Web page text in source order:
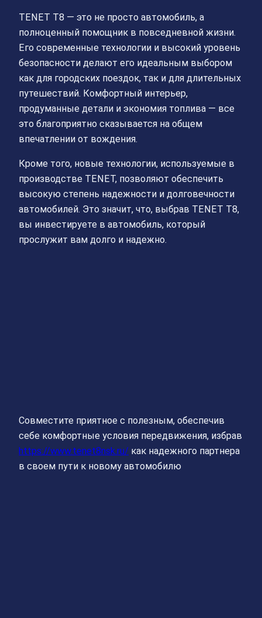
TENET T8 — это не просто автомобиль, а
полноценный помощник в повседневной жизни.
Его современные технологии и высокий уровень
безопасности делают его идеальным выбором
как для городских поездок, так и для длительных
путешествий. Комфортный интерьер,
продуманные детали и экономия топлива — все
это благоприятно сказывается на общем
впечатлении от вождения.
Кроме того, новые технологии, используемые в
производстве TENET, позволяют обеспечить
высокую степень надежности и долговечности
автомобилей. Это значит, что, выбрав TENET T8,
вы инвестируете в автомобиль, который
прослужит вам долго и надежно.
Совместите приятное с полезным, обеспечив
себе комфортные условия передвижения, избрав
https://www.tenet8nsk.ru/ как надежного партнера
в своем пути к новому автомобилю